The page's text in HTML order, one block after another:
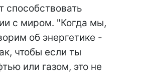
способствовать
с миром. "Когда мы,
об энергетике -
чтобы если ты
или газом, это не